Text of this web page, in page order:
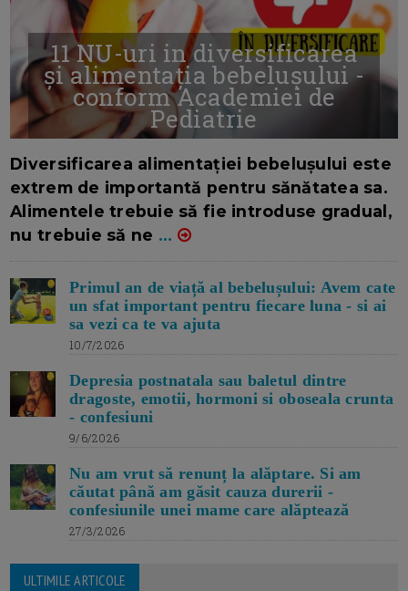
11 NU-uri in diversificarea
și alimentația bebelușului -
conform Academiei de
Pediatrie
Diversificarea alimentației bebelușului este
extrem de importantă pentru sănătatea sa.
Alimentele trebuie să fie introduse gradual,
nu trebuie să ne ...
Primul an de viață al bebelușului: Avem cate
un sfat important pentru fiecare luna - si ai
sa vezi ca te va ajuta
10/7/2026
Depresia postnatala sau baletul dintre
dragoste, emotii, hormoni si oboseala crunta
- confesiuni
9/6/2026
Nu am vrut să renunț la alăptare. Si am
căutat până am găsit cauza durerii -
confesiunile unei mame care alăptează
27/3/2026
ULTIMILE ARTICOLE